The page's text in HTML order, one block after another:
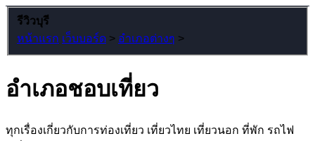
รีวิวบุรี
หน้าแรก เว็บบอร์ด > อำเภอต่างๆ >
อำเภอชอบเที่ยว
ทุกเรื่องเกี่ยวกับการท่องเที่ยว เที่ยวไทย เที่ยวนอก ที่พัก รถไฟ